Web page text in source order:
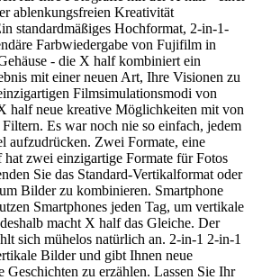
ablenkungsfreien Kreativität
standardmäßiges Hochformat, 2-in-1-
Farbwiedergabe von Fujifilm in
- die X half kombiniert ein
mit einer neuen Art, Ihre Visionen zu
Filmsimulationsmodi von
half neue kreative Möglichkeiten mit von
Es war noch nie so einfach, jedem
aufzudrücken. Zwei Formate, eine
zwei einzigartige Formate für Fotos
Sie das Standard-Vertikalformat oder
Bilder zu kombinieren. Smartphone
Smartphones jeden Tag, um vertikale
macht X half das Gleiche. Der
sich mühelos natürlich an. 2-in-1 2-in-1
Bilder und gibt Ihnen neue
zu erzählen. Lassen Sie Ihr